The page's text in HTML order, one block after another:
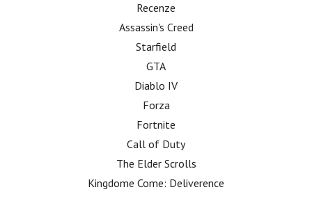
Recenze
Assassin's Creed
Starfield
GTA
Diablo IV
Forza
Fortnite
Call of Duty
The Elder Scrolls
Kingdome Come: Deliverence